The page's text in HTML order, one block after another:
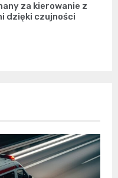
za kierowanie z
dzięki czujności